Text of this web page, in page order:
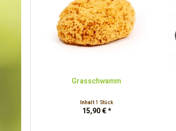
Grasschwamm
Inhalt 1 Stück
15,90 € *